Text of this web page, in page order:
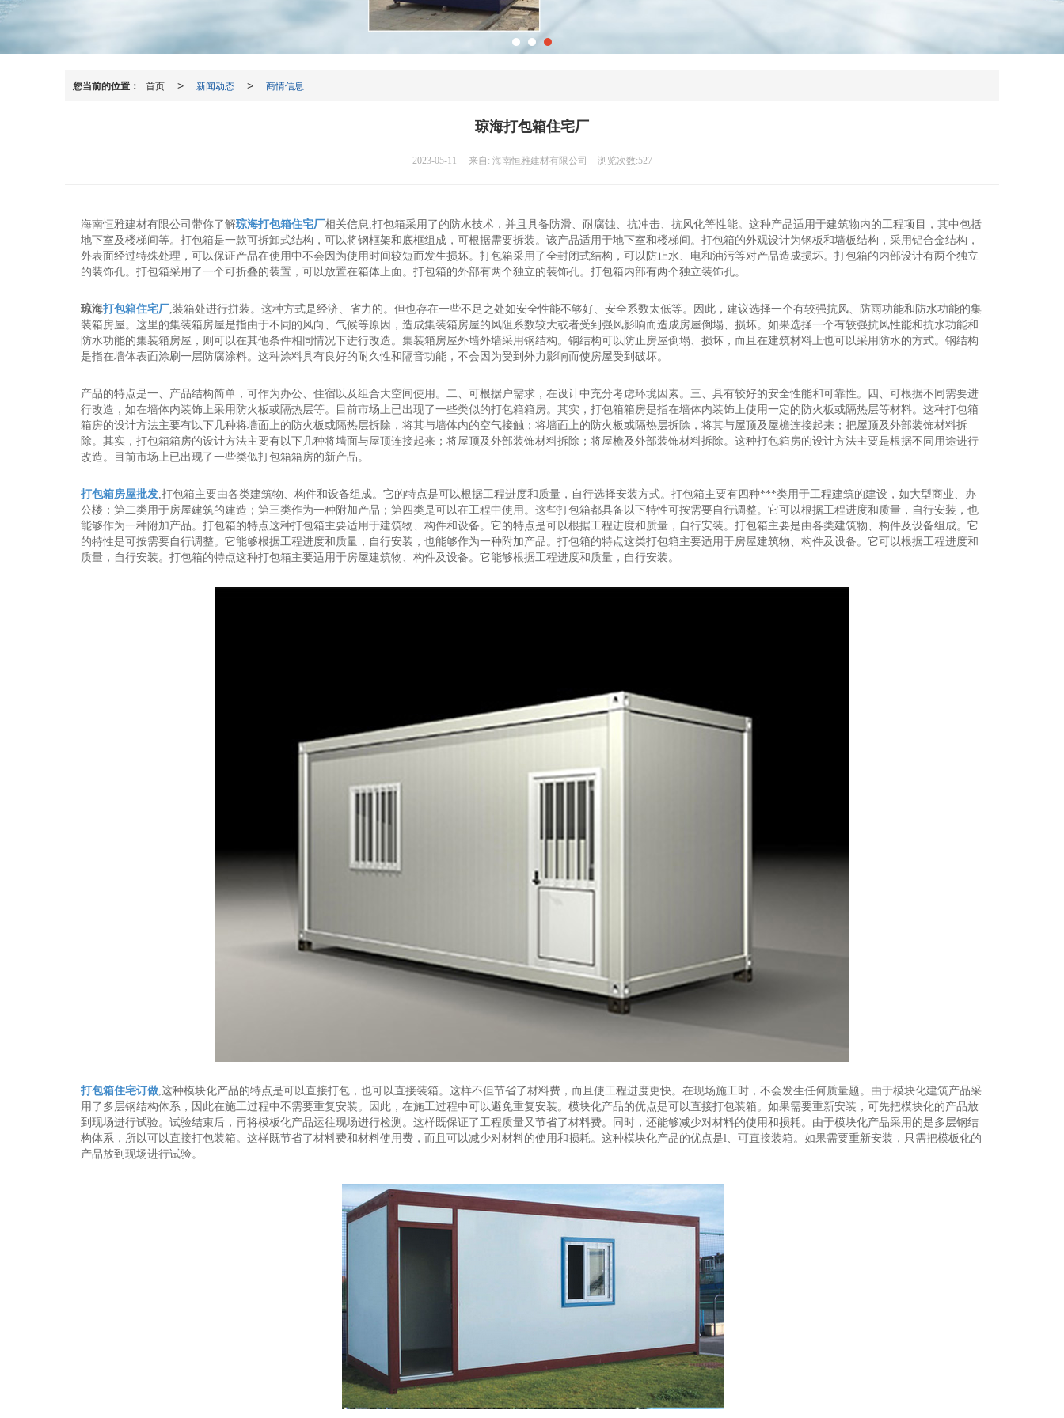
您当前的位置： 首页 > 新闻动态 > 商情信息
琼海打包箱住宅厂
2023-05-11 来自: 海南恒雅建材有限公司 浏览次数:527
海南恒雅建材有限公司带你了解琼海打包箱住宅厂相关信息,打包箱采用了的防水技术，并且具备防滑、耐腐蚀、抗冲击、抗风化等性能。这种产品适用于建筑物内的工程项目，其中包括
地下室及楼梯间等。打包箱是一款可拆卸式结构，可以将钢框架和底框组成，可根据需要拆装。该产品适用于地下室和楼梯间。打包箱的外观设计为钢板和墙板结构，采用铝合金结构，
外表面经过特殊处理，可以保证产品在使用中不会因为使用时间较短而发生损坏。打包箱采用了全封闭式结构，可以防止水、电和油污等对产品造成损坏。打包箱的内部设计有两个独立
的装饰孔。打包箱采用了一个可折叠的装置，可以放置在箱体上面。打包箱的外部有两个独立的装饰孔。打包箱内部有两个独立装饰孔。
琼海打包箱住宅厂,装箱处进行拼装。这种方式是经济、省力的。但也存在一些不足之处如安全性能不够好、安全系数太低等。因此，建议选择一个有较强抗风、防雨功能和防水功能的集
装箱房屋。这里的集装箱房屋是指由于不同的风向、气候等原因，造成集装箱房屋的风阻系数较大或者受到强风影响而造成房屋倒塌、损坏。如果选择一个有较强抗风性能和抗水功能和
防水功能的集装箱房屋，则可以在其他条件相同情况下进行改造。集装箱房屋外墙外墙采用钢结构。钢结构可以防止房屋倒塌、损坏，而且在建筑材料上也可以采用防水的方式。钢结构
是指在墙体表面涂刷一层防腐涂料。这种涂料具有良好的耐久性和隔音功能，不会因为受到外力影响而使房屋受到破坏。
产品的特点是一、产品结构简单，可作为办公、住宿以及组合大空间使用。二、可根据户需求，在设计中充分考虑环境因素。三、具有较好的安全性能和可靠性。四、可根据不同需要进
行改造，如在墙体内装饰上采用防火板或隔热层等。目前市场上已出现了一些类似的打包箱箱房。其实，打包箱箱房是指在墙体内装饰上使用一定的防火板或隔热层等材料。这种打包箱
箱房的设计方法主要有以下几种将墙面上的防火板或隔热层拆除，将其与墙体内的空气接触；将墙面上的防火板或隔热层拆除，将其与屋顶及屋檐连接起来；把屋顶及外部装饰材料拆
除。其实，打包箱箱房的设计方法主要有以下几种将墙面与屋顶连接起来；将屋顶及外部装饰材料拆除；将屋檐及外部装饰材料拆除。这种打包箱房的设计方法主要是根据不同用途进行
改造。目前市场上已出现了一些类似打包箱箱房的新产品。
打包箱房屋批发,打包箱主要由各类建筑物、构件和设备组成。它的特点是可以根据工程进度和质量，自行选择安装方式。打包箱主要有四种***类用于工程建筑的建设，如大型商业、办
公楼；第二类用于房屋建筑的建造；第三类作为一种附加产品；第四类是可以在工程中使用。这些打包箱都具备以下特性可按需要自行调整。它可以根据工程进度和质量，自行安装，也
能够作为一种附加产品。打包箱的特点这种打包箱主要适用于建筑物、构件和设备。它的特点是可以根据工程进度和质量，自行安装。打包箱主要是由各类建筑物、构件及设备组成。它
的特性是可按需要自行调整。它能够根据工程进度和质量，自行安装，也能够作为一种附加产品。打包箱的特点这类打包箱主要适用于房屋建筑物、构件及设备。它可以根据工程进度和
质量，自行安装。打包箱的特点这种打包箱主要适用于房屋建筑物、构件及设备。它能够根据工程进度和质量，自行安装。
打包箱住宅订做,这种模块化产品的特点是可以直接打包，也可以直接装箱。这样不但节省了材料费，而且使工程进度更快。在现场施工时，不会发生任何质量题。由于模块化建筑产品采
用了多层钢结构体系，因此在施工过程中不需要重复安装。因此，在施工过程中可以避免重复安装。模块化产品的优点是可以直接打包装箱。如果需要重新安装，可先把模块化的产品放
到现场进行试验。试验结束后，再将模板化产品运往现场进行检测。这样既保证了工程质量又节省了材料费。同时，还能够减少对材料的使用和损耗。由于模块化产品采用的是多层钢结
构体系，所以可以直接打包装箱。这样既节省了材料费和材料使用费，而且可以减少对材料的使用和损耗。这种模块化产品的优点是l、可直接装箱。如果需要重新安装，只需把模板化的
产品放到现场进行试验。